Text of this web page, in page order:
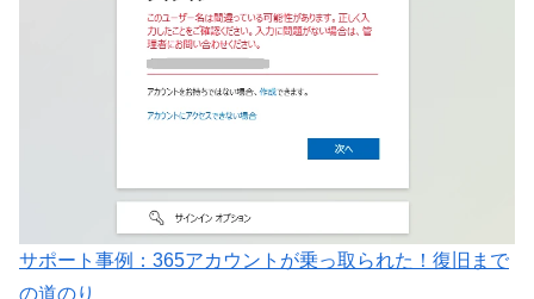
サポート事例：365アカウントが乗っ取られた！復旧まで
の道のり